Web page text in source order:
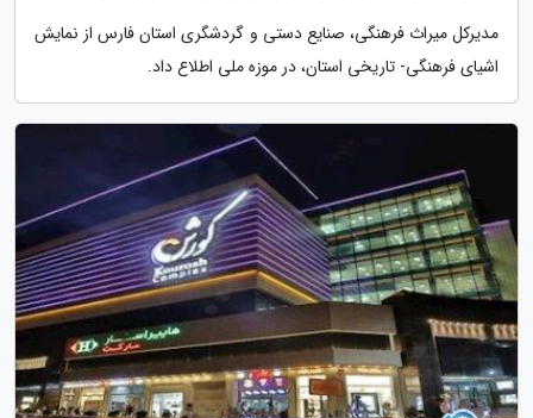
مدیرکل میراث فرهنگی، صنایع دستی و گردشگری استان فارس از نمایش
اشیای فرهنگی- تاریخی استان، در موزه ملی اطلاع داد.